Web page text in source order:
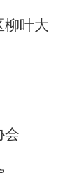
柳叶大
会